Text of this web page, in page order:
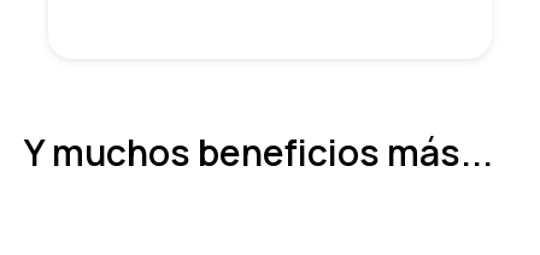
Y muchos beneficios más...